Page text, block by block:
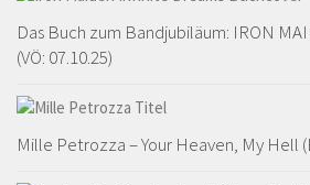
Das Buch zum Bandjubiläum: IRON
(VÖ: 07.10.25)
Mille Petrozza – Your Heaven, My Hell